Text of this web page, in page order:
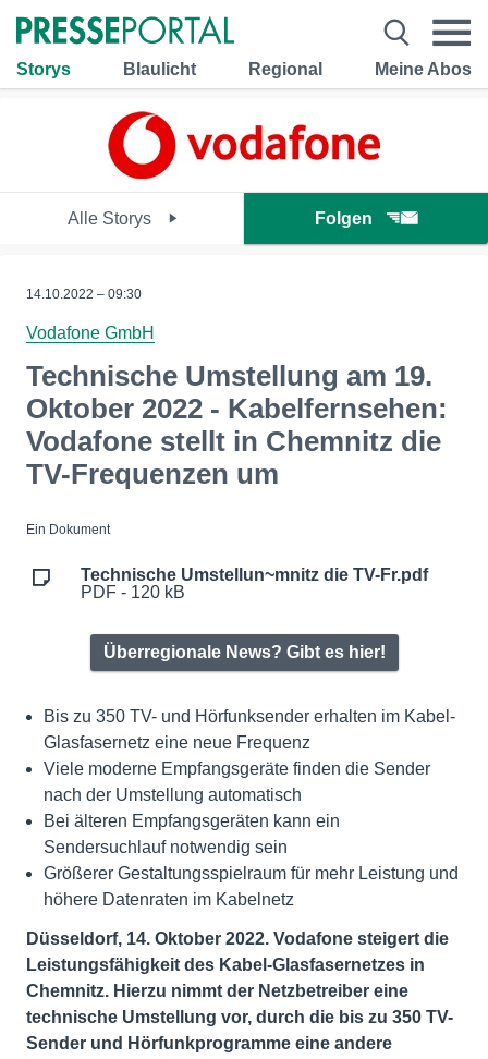
Storys Blaulicht Regional Meine Abos
Alle Storys Folgen
14.10.2022 – 09:30
Vodafone GmbH
Technische Umstellung am 19.
Oktober 2022 - Kabelfernsehen:
Vodafone stellt in Chemnitz die
TV-Frequenzen um
Ein Dokument
Technische Umstellun~mnitz die TV-Fr.pdf
PDF - 120 kB
Überregionale News? Gibt es hier!
Bis zu 350 TV- und Hörfunksender erhalten im Kabel-
Glasfasernetz eine neue Frequenz
Viele moderne Empfangsgeräte finden die Sender
nach der Umstellung automatisch
Bei älteren Empfangsgeräten kann ein
Sendersuchlauf notwendig sein
Größerer Gestaltungsspielraum für mehr Leistung und
höhere Datenraten im Kabelnetz
Düsseldorf, 14. Oktober 2022. Vodafone steigert die
Leistungsfähigkeit des Kabel-Glasfasernetzes in
Chemnitz. Hierzu nimmt der Netzbetreiber eine
technische Umstellung vor, durch die bis zu 350 TV-
Sender und Hörfunkprogramme eine andere